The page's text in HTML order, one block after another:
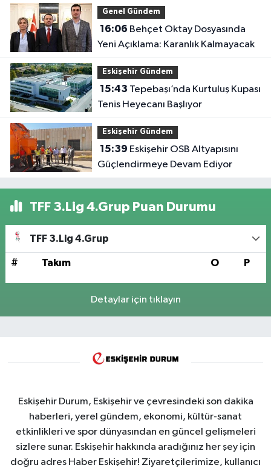
Genel Gündem
16:06
Yeni Açıklama: Karanlık Kalmayacak
Eskişehir Gündem
15:43
Tenis Heyecanı Başlıyor
Eskişehir Gündem
15:39
Güçlendirmeye Devam Ediyor
TFF 3.Lig 4.Grup Puan Durumu
TFF 3.Lig 4.Grup
# Takım O P
Detaylar için tıklayın
Eskişehir Durum, Eskişehir ve çevresindeki son dakika
haberleri, yerel gündem, ekonomi, kültür-sanat
etkinlikleri ve spor dünyasından en güncel gelişmeleri
sizlere sunar. Eskişehir hakkında aradığınız her şey için
doğru adres Haber Eskişehir! Ziyaretçilerimize, kullanıcı